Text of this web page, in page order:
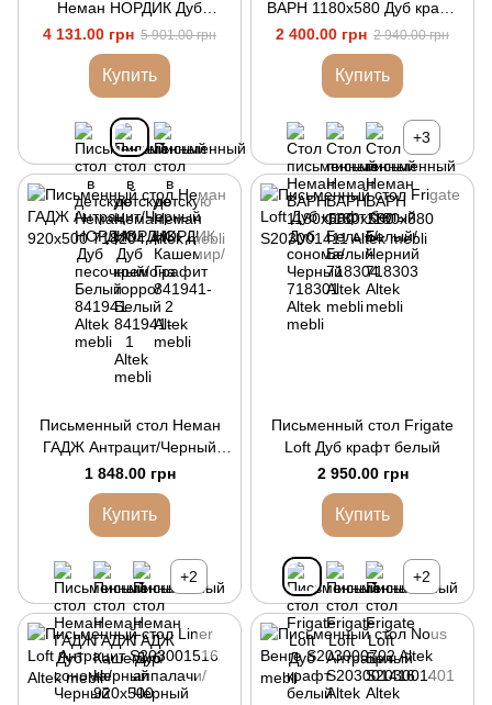
Неман НОРДИК Дуб
кремона торро/Белый
4 131.00 грн 5 901.00 грн
Купить
ВАРН 1180х580 Дуб крафт
белый/Черный
2 400.00 грн 2 940.00 грн
Купить
+3
Письменный стол Неман
ГАДЖ Антрацит/Черный
920х500
1 848.00 грн
Купить
+2
Письменный стол Frigate
Loft Дуб крафт белый
2 950.00 грн
Купить
+2